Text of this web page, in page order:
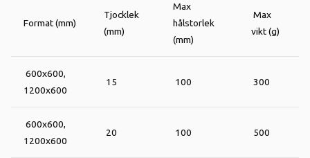
Format (mm)
Tjocklek
(mm)
Max
hålstorlek
(mm)
Max
vikt (g)
600x600,
1200x600
15 100 300
600x600,
1200x600
20 100 500